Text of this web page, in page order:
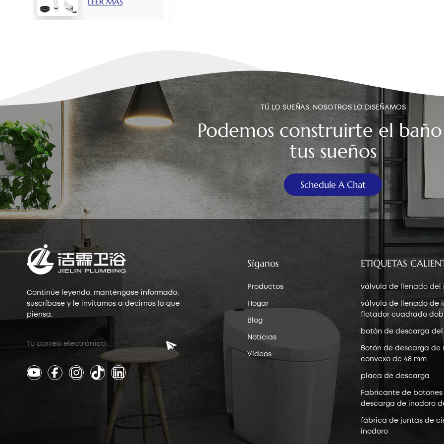
TÚ LO SUEÑAS, NOSOTROS LO DISEÑAMOS
Podemos construirte el
tus sueños
Schedule A Chat
Continúe leyendo, manténgase informado,
suscríbase y le invitamos a decirnos lo que
piensa.
Síganos
Productos
Hogar
Blog
Noticias
Vídeos
ETIQUETAS
válvula de llenado del
válvula de llenado de
flotador cuadrado
botón de descarga del
Botón de descarga de
convexo de 48 mm
placa de descarga
Fabricante de botones
descarga de inodoro
fábrica de juntas de
inodoro